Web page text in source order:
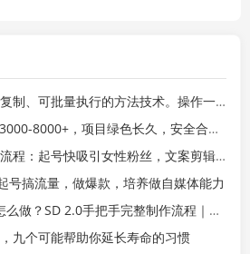
批量执行的方法技术。操作一个月，整年不用愁!
绿色长久，安全合规靠谱，可批量放大。扶持工作室和分公司
女性粉丝，文案剪辑视频制作一站式搞定，多种变现方式都可做
号搞流量，做爆款，培养做自媒体能力
手把手完整制作流程｜Higgsfield 14天SD 2.0/2.5无限生成
九个可能帮助你延长寿命的习惯